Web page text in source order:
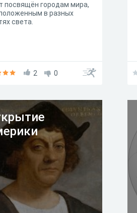
посвящён городам мира,
в разных
света.
2 0